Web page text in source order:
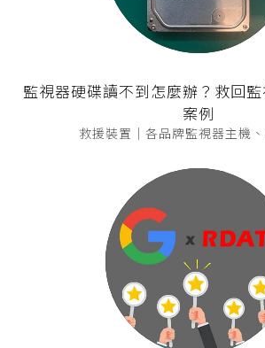
監視器硬碟讀不到怎麼辦？救回
案例
救援裝置｜各品牌監視器主機